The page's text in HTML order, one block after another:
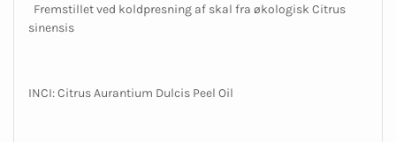
Fremstillet ved koldpresning af skal fra økologisk Citrus
sinensis
INCI: Citrus Aurantium Dulcis Peel Oil